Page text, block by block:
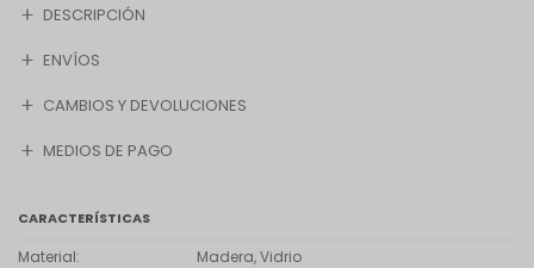
DESCRIPCIÓN
ENVÍOS
CAMBIOS Y DEVOLUCIONES
MEDIOS DE PAGO
CARACTERÍSTICAS
Material
Madera, Vidrio